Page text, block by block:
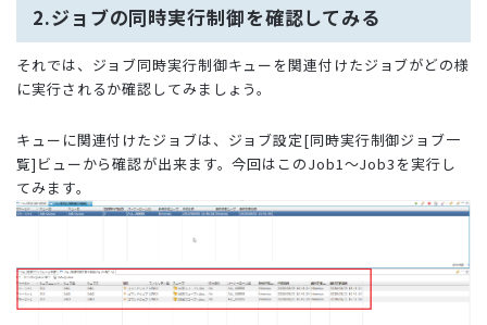
2.ジョブの同時実行制御を確認してみる
それでは、ジョブ同時実行制御キューを関連付けたジョブがどの様
に実行されるか確認してみましょう。
キューに関連付けたジョブは、ジョブ設定[同時実行制御ジョブ一
覧]ビューから確認が出来ます。今回はこのJob1～Job3を実行し
てみます。